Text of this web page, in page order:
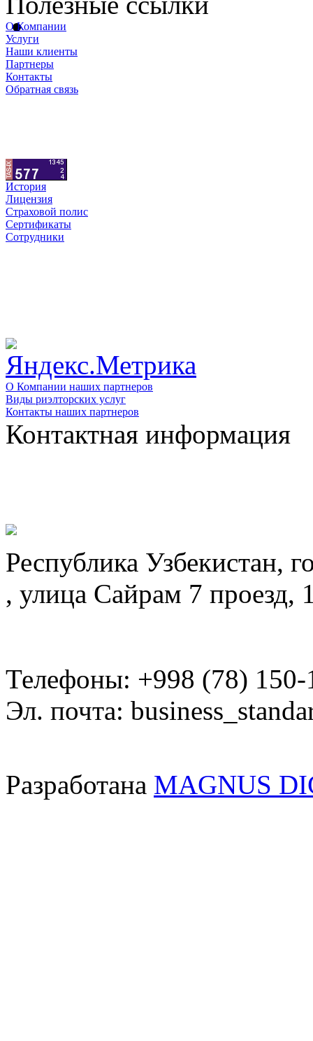
О Компании
Услуги
Наши клиенты
Партнеры
Контакты
Обратная связь
История
Лицензия
Страховой полис
Сертификаты
Сотрудники
О Компании наших партнеров
Виды риэлторских услуг
Контакты наших партнеров
Контактная информация
Республика Узбекистан,
, улица Сайрам 7 проезд,
Телефоны: +998 (78) 150-
Эл. почта:
Разработана MAGNUS